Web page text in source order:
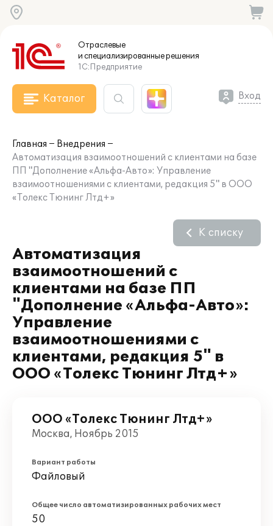
Отраслевые
и специализированныерешения
1С:Предприятие
Каталог Вход
Главная
Внедрения
Автоматизация взаимоотношений с клиентами на базе
ПП "Дополнение «Альфа-Авто»: Управление
взаимоотношениями с клиентами, редакция 5" в ООО
«Толекс Тюнинг Лтд+»
Автоматизация
взаимоотношений с
клиентами на базе ПП
"Дополнение «Альфа-Авто»:
Управление
взаимоотношениями с
клиентами, редакция 5" в
ООО «Толекс Тюнинг Лтд+»
К списку
ООО «Толекс Тюнинг Лтд+»
Москва, Ноябрь 2015
Вариант работы
Файловый
Общее число автоматизированных рабочих мест
50